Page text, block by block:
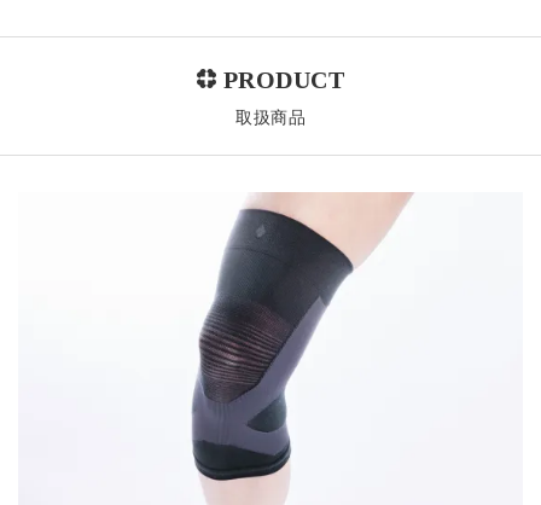
取扱商品